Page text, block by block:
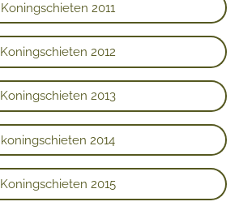
Koningschieten 2011
Koningschieten 2012
Koningschieten 2013
koningschieten 2014
Koningschieten 2015